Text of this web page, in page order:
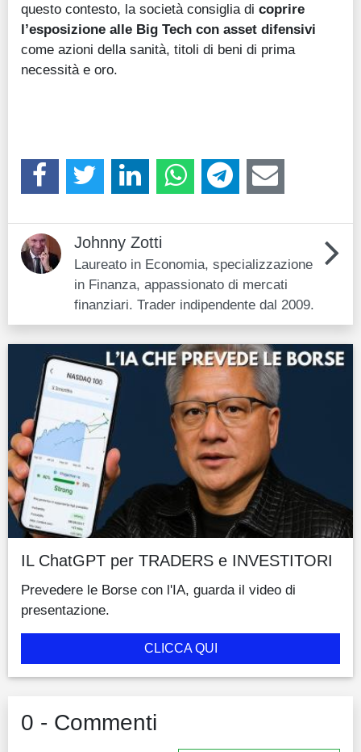
questo contesto, la società consiglia di coprire
l’esposizione alle Big Tech con asset difensivi
come azioni della sanità, titoli di beni di prima
necessità e oro.
Johnny Zotti
Laureato in Economia, specializzazione
in Finanza, appassionato di mercati
finanziari. Trader indipendente dal 2009.
IL ChatGPT per TRADERS e INVESTITORI
Prevedere le Borse con l'IA, guarda il video di
presentazione.
CLICCA QUI
0 - Commenti